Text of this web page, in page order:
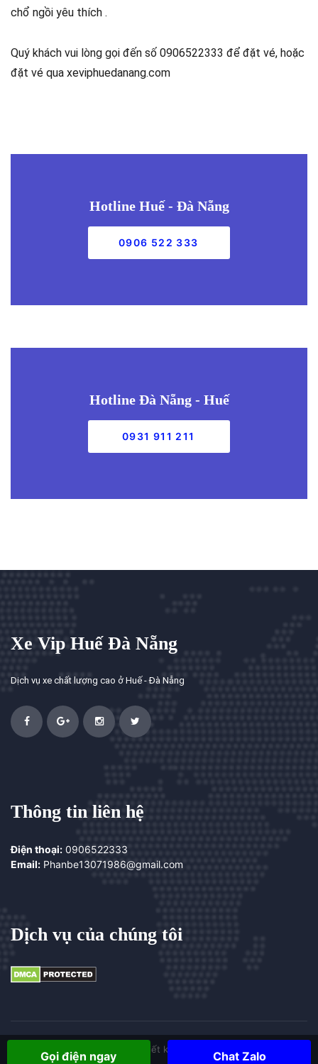
chổ ngồi yêu thích .
Quý khách vui lòng gọi đến số 0906522333 để đặt vé, hoặc
đặt vé qua xeviphuedanang.com
Hotline Huế - Đà Nẵng
0906 522 333
Hotline Đà Nẵng - Huế
0931 911 211
Xe Vip Huế Đà Nẵng
Dịch vụ xe chất lượng cao ở Huế - Đà Nẵng
Thông tin liên hệ
Điện thoại: 0906522333
Email: Phanbe13071986@gmail.com
Dịch vụ của chúng tôi
Copyright © | website thiết kế bởi
Gọi điện ngay Chat Zalo